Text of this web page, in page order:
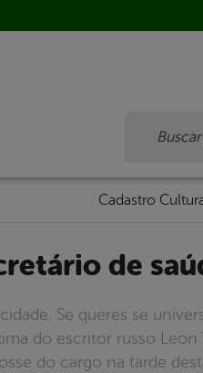
Cadastro
de
Se queres se
do escritor russo
do cargo na tarde